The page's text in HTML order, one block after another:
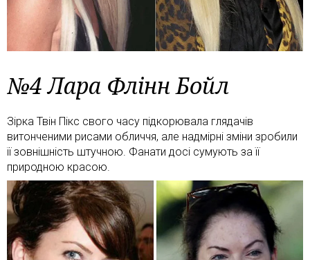
№4 Лара Флінн Бойл
Зірка Твін Пікс свого часу підкорювала глядачів
витонченими рисами обличчя, але надмірні зміни зробили
її зовнішність штучною. Фанати досі сумують за її
природною красою.